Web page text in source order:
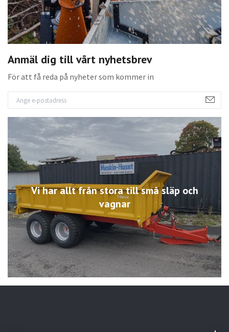
Anmäl dig till vårt nyhetsbrev
För att få reda på nyheter som kommer in
Vi har allt från stora till små släp och
vagnar